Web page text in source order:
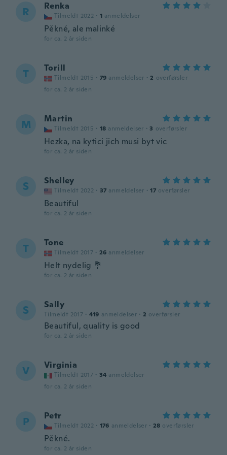
R Renka
Tilmeldt 2022 · 1 anmeldelser
Pěkné, ale malinké
for ca. 2 år siden
T Torill
Tilmeldt 2015 · 79 anmeldelser · 2 overførsler
for ca. 2 år siden
M Martin
Tilmeldt 2015 · 18 anmeldelser · 3 overførsler
Hezka, na kytici jich musi byt vic
for ca. 2 år siden
S Shelley
Tilmeldt 2022 · 37 anmeldelser · 17 overførsler
Beautiful
for ca. 2 år siden
T Tone
Tilmeldt 2017 · 26 anmeldelser
Helt nydelig 💐
for ca. 2 år siden
S Sally
Tilmeldt 2017 · 419 anmeldelser · 2 overførsler
Beautiful, quality is good
for ca. 2 år siden
V Virginia
Tilmeldt 2017 · 34 anmeldelser
for ca. 2 år siden
P Petr
Tilmeldt 2022 · 176 anmeldelser · 28 overførsler
Pěkné.
for ca. 2 år siden